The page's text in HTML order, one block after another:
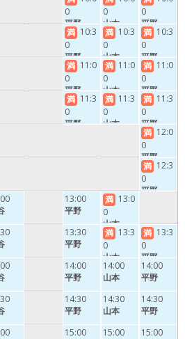
0
平野
満 10:3
0
平野
満 11:0
0
平野
満 11:3
0
平野
13:00
平野
13:30
平野
14:00
平野
14:30
平野
15:00
0
山本
満 10:3
0
山本
満 11:0
0
山本
満 11:3
0
山本
満 13:0
0
山本
満 13:3
0
山本
14:00
山本
14:30
山本
15:00
0
平野
満 10:3
0
平野
満 11:0
0
平野
満 11:3
0
平野
満 12:0
0
平野
満 12:3
0
平野
満 13:3
0
平野
14:00
平野
14:30
平野
15:00